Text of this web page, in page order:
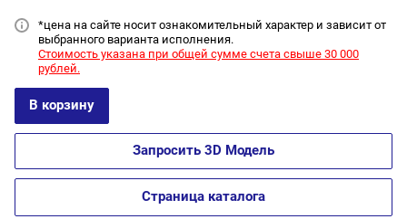
*цена на сайте носит ознакомительный характер и зависит от
выбранного варианта исполнения.
Стоимость указана при общей сумме счета свыше 30 000
рублей.
В корзину
Запросить 3D Модель
Страница каталога